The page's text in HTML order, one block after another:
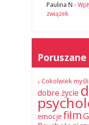
Paulina N -
związek
. Cokolwiek
dobre życie
emocje film